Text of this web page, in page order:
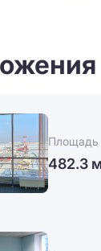
Площадь
482.3 м